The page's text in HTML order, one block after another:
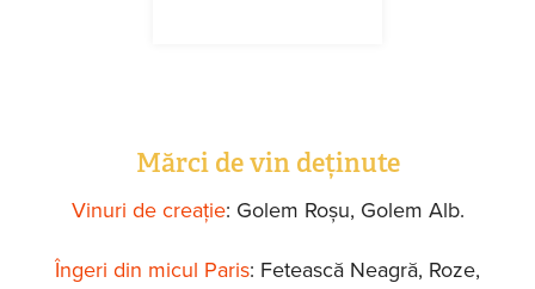
Mărci de vin deținute
Vinuri de creație: Golem Roșu, Golem Alb.
Îngeri din micul Paris: Fetească Neagră, Roze,